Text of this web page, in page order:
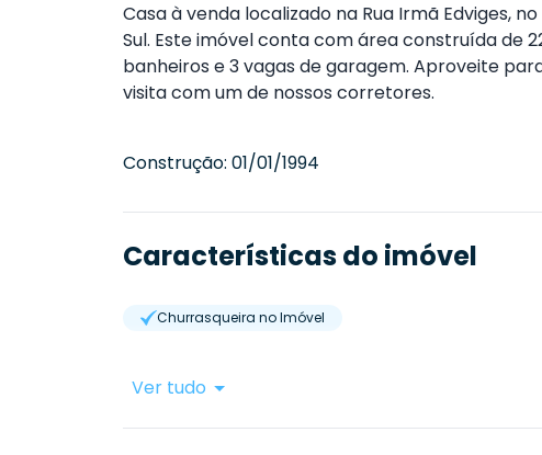
Casa à venda localizado na Rua Irmã Edviges,
Sul. Este imóvel conta com área construída de
banheiros e 3 vagas de garagem. Aproveite
visita com um de nossos corretores.
Construção: 01/01/1994
Características do imóvel
Churrasqueira no Imóvel
Ver tudo